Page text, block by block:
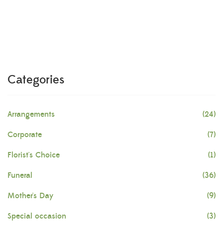
Categories
Arrangements (24)
Corporate (7)
Florist's Choice (1)
Funeral (36)
Mother's Day (9)
Special occasion (3)